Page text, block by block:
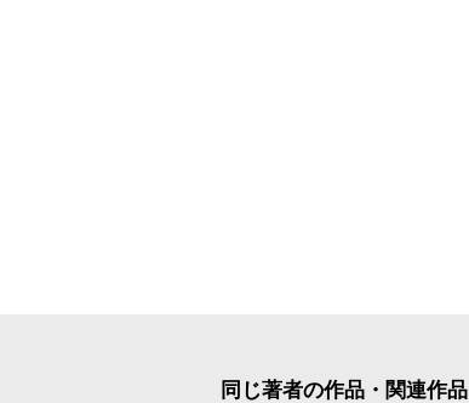
同じ著者の作品・関連作品